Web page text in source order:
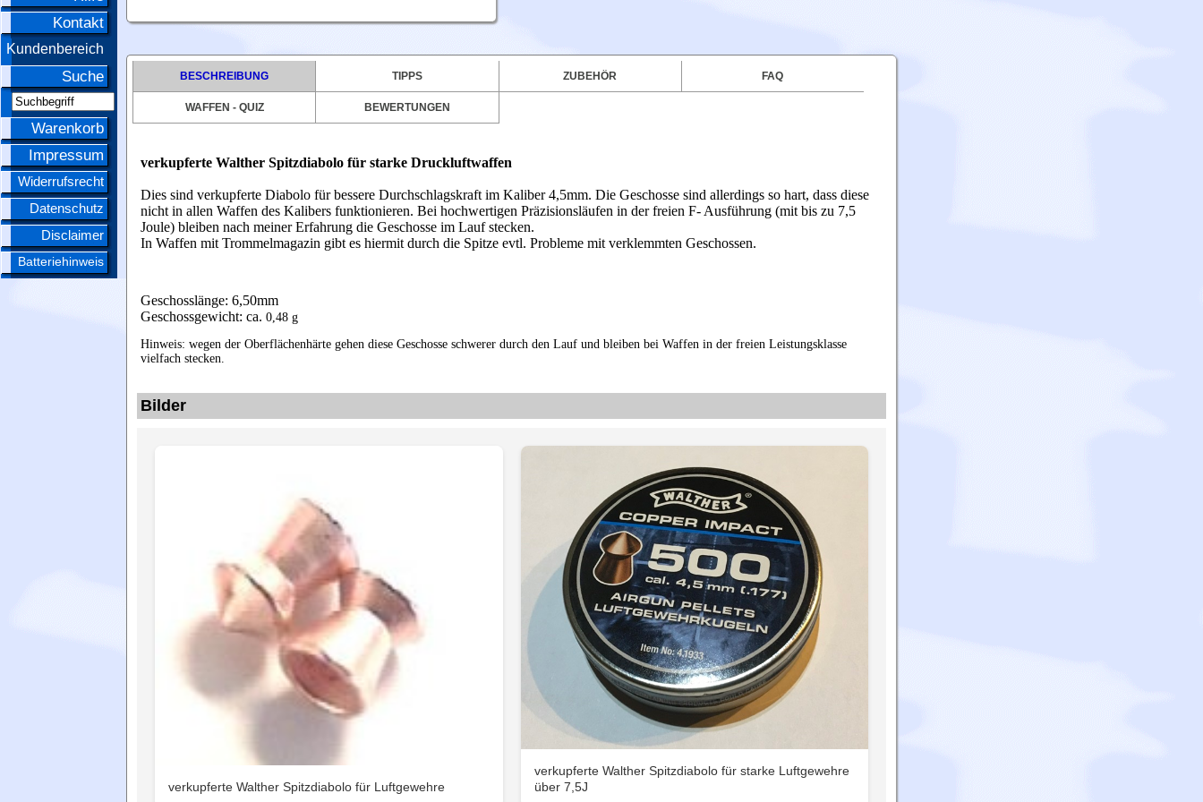
Kontakt
Kundenbereich
Suche
Warenkorb
Impressum
Widerrufsrecht
Datenschutz
Disclaimer
Batteriehinweis
BESCHREIBUNG TIPPS ZUBEHÖR FAQ
WAFFEN - QUIZ BEWERTUNGEN
verkupferte Walther Spitzdiabolo für starke Druckluftwaffen
Dies sind verkupferte Diabolo für bessere Durchschlagskraft im Kaliber 4,5mm. Die Geschosse sind allerdings so hart, dass diese
nicht in allen Waffen des Kalibers funktionieren. Bei hochwertigen Präzisionsläufen in der freien F- Ausführung (mit bis zu 7,5
Joule) bleiben nach meiner Erfahrung die Geschosse im Lauf stecken.
In Waffen mit Trommelmagazin gibt es hiermit durch die Spitze evtl. Probleme mit verklemmten Geschossen.
Geschosslänge: 6,50mm
Geschossgewicht: ca. 0,48 g
Hinweis: wegen der Oberflächenhärte gehen diese Geschosse schwerer durch den Lauf und bleiben bei Waffen in der freien Leistungsklasse
vielfach stecken.
Bilder
verkupferte Walther Spitzdiabolo für Luftgewehre
verkupferte Walther Spitzdiabolo für starke Luftgewehre
über 7,5J